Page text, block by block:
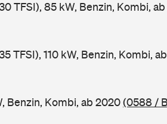
TFSI), 85 kW, Benzin, Kombi,
TFSI), 110 kW, Benzin, Kombi,
Benzin, Kombi, ab 2020(0588 /